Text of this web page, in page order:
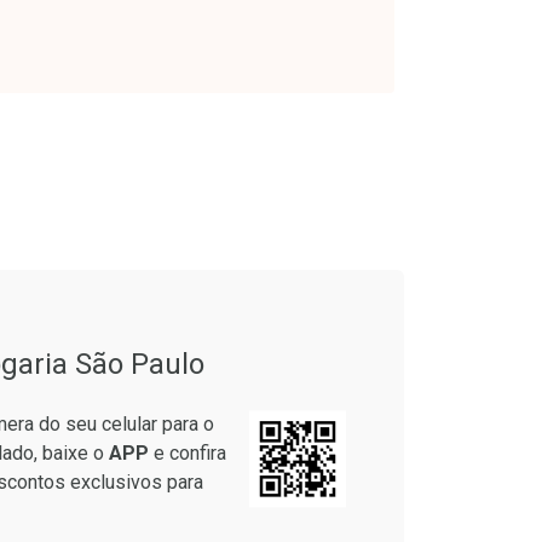
cada
cada
Por R$ 37,25/cada
Por R$ 37,25/cada
São Paulo
do seu celular para o
baixe o APP e confira
exclusivos para